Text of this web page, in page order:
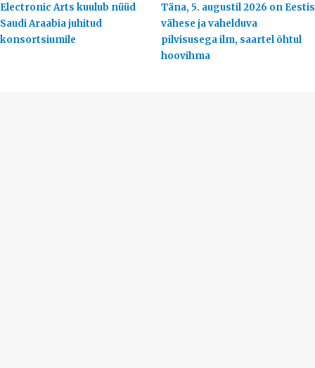
Electronic Arts kuulub nüüd
Saudi Araabia juhitud
konsortsiumile
Täna, 5. augustil 2026 on Eestis
vähese ja vahelduva
pilvisusega ilm, saartel õhtul
hoovihma